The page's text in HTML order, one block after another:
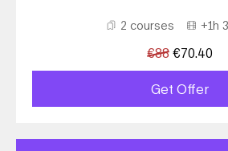
2 courses +1h
€88 €70.40
Get Offer